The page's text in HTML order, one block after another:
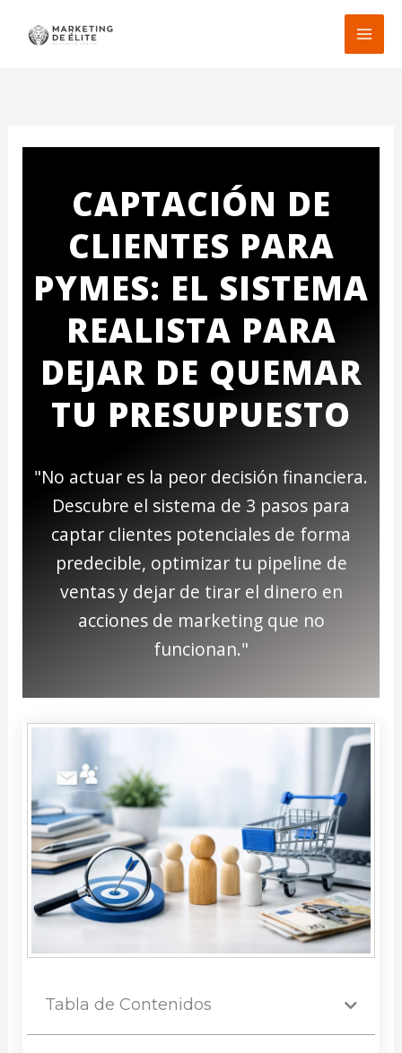
CAPTACIÓN DE
CLIENTES PARA
PYMES: EL SISTEMA
REALISTA PARA
DEJAR DE QUEMAR
TU PRESUPUESTO
"No actuar es la peor decisión financiera.
Descubre el sistema de 3 pasos para
captar clientes potenciales de forma
predecible, optimizar tu pipeline de
ventas y dejar de tirar el dinero en
acciones de marketing que no
funcionan."
Tabla de Contenidos